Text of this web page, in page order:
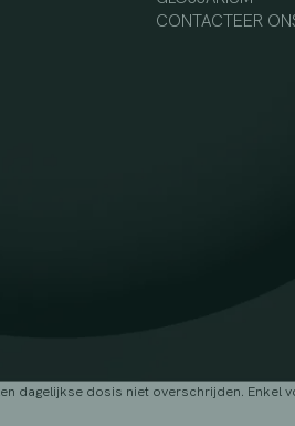
CONTACTEER
dagelijkse dosis niet overschrijden. Enkel